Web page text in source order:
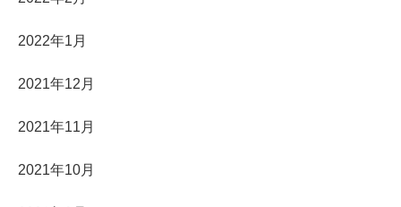
2022年1月
2021年12月
2021年11月
2021年10月